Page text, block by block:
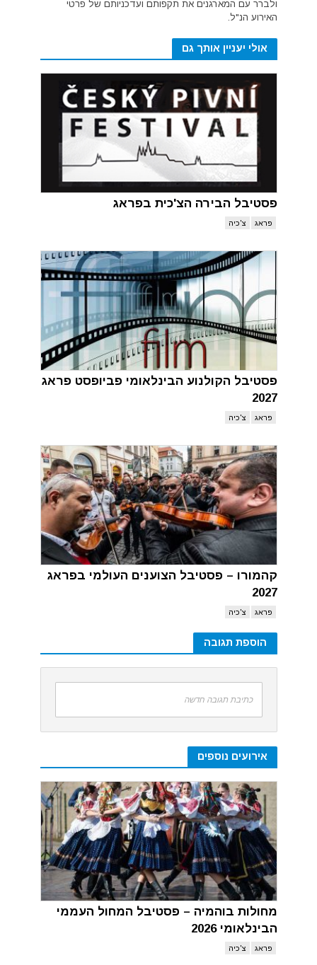
ולברר עם המארגנים את תקפותם ועדכניותם של פרטי
האירוע הנ"ל.
אולי יעניין אותך גם
פסטיבל הבירה הצ'כית בפראג
פראג צ'כיה
פסטיבל הקולנוע הבינלאומי פביופסט פראג
2027
פראג צ'כיה
קהמורו – פסטיבל הצוענים העולמי בפראג
2027
פראג צ'כיה
הוספת תגובה
כתיבת תגובה חדשה
אירועים נוספים
מחולות בוהמיה – פסטיבל המחול העממי
הבינלאומי 2026
פראג צ'כיה